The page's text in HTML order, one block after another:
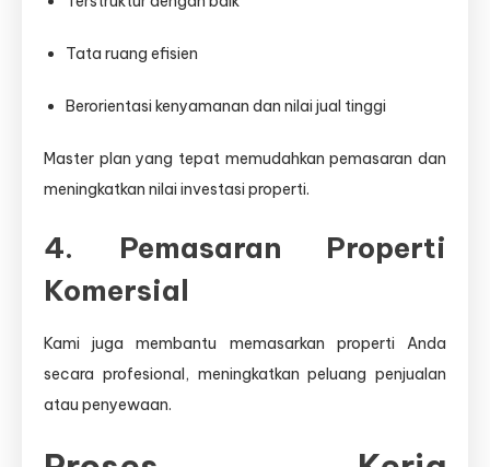
Tata ruang efisien
Berorientasi kenyamanan dan nilai jual tinggi
Master plan yang tepat memudahkan pemasaran dan
meningkatkan nilai investasi properti.
4. Pemasaran Properti
Komersial
Kami juga membantu memasarkan properti Anda
secara profesional, meningkatkan peluang penjualan
atau penyewaan.